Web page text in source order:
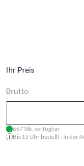
Ihr Preis
Brutto
667 Stk. verfügbar
Bis 15 Uhr bestellt - in der